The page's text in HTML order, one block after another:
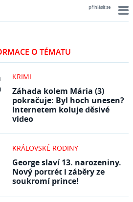
přihlásit se
O TÉMATU
KRIMI
Záhada kolem Mária (3)
pokračuje: Byl hoch unesen?
Internetem koluje děsivé
video
KRÁLOVSKÉ RODINY
George slaví 13. narozeniny.
Nový portrét i záběry ze
soukromí prince!